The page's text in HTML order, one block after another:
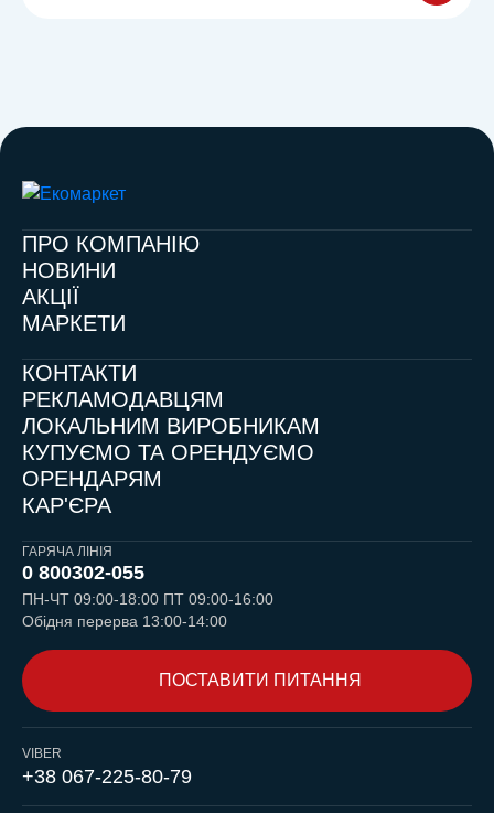
ПРО КОМПАНІЮ
НОВИНИ
АКЦІЇ
МАРКЕТИ
КОНТАКТИ
РЕКЛАМОДАВЦЯМ
ЛОКАЛЬНИМ ВИРОБНИКАМ
КУПУЄМО ТА ОРЕНДУЄМО
ОРЕНДАРЯМ
КАР'ЄРА
ГАРЯЧА ЛІНІЯ
0 800302-055
ПН-ЧТ 09:00-18:00 ПТ 09:00-16:00
Обідня перерва 13:00-14:00
ПОСТАВИТИ ПИТАННЯ
VIBER
+38 067-225-80-79